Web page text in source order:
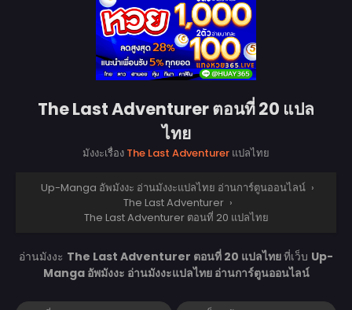
The Last Adventurer ตอนที่ 20 แปล
ไทย
มังงะเรื่อง The Last Adventurer แปลไทย
Up-Manga อัพมังงะ อ่านมังงะแปลไทย อ่านการ์ตูนออนไลน์ ›
The Last Adventurer ›
The Last Adventurer ตอนที่ 20 แปลไทย
อ่านมังงะ The Last Adventurer ตอนที่ 20 แปลไทยที่เว็บ Up-
Manga อัพมังงะ อ่านมังงะแปลไทย อ่านการ์ตูนออนไลน์